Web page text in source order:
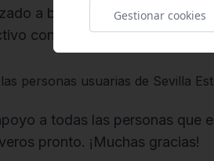
a beneficio de nuestra
con el que trabajamos.
a todas las personas que
pronto. ¡Muchas gracias!
Gestionar cookies